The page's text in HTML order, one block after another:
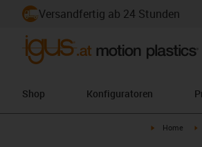
Versandfertig ab 24 Stunden
Shop Konfiguratoren
igus-icon-
Home